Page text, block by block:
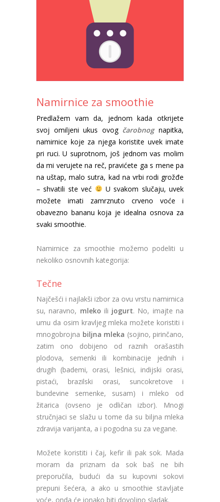
Namirnice za smoothie
Predlažem vam da, jednom kada otkrijete
svoj omiljeni ukus ovog čarobnog napitka,
namirnice koje za njega koristite uvek imate
pri ruci. U suprotnom, još jednom vas molim
da mi verujete na reč, pravićete ga s mene pa
na uštap, malo sutra, kad na vrbi rodi grožđe
– shvatili ste već
U svakom slučaju, uvek
možete imati zamrznuto crveno voće i
obavezno bananu koja je idealna osnova za
svaki smoothie.
Namirnice za smoothie možemo podeliti u
nekoliko osnovnih kategorija:
Tečne
Najčešći i najlakši izbor za ovu vrstu namirnica
su, naravno, mleko ili jogurt. No, imajte na
umu da osim kravljeg mleka možete koristiti i
mnogobrojna biljna mleka (sojino, pirinčano,
zatim ono dobijeno od raznih orašastih
plodova, semenki ili kombinacije jednih i
drugih (bademi, orasi, lešnici, indijski orasi,
pistaći, brazilski orasi, suncokretove i
bundevine semenke, susam) i mleko od
žitarica (ovseno je odličan izbor). Mnogi
stručnjaci se slažu u tome da su biljna mleka
zdravija varijanta, a i pogodna su za vegane.
Možete koristiti i čaj, kefir ili pak sok. Mada
moram da priznam da sok baš ne bih
preporučila, budući da su kupovni sokovi
prepuni šećera, a ako u smoothie stavljate
voće, onda će ionako biti dovoljno sladak.